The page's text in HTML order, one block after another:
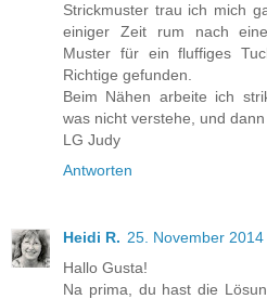
Strickmuster trau ich mich
einiger Zeit rum nach
Muster für ein fluffiges
Richtige gefunden.
Beim Nähen arbeite ich
was nicht verstehe, und
LG Judy
Antworten
Heidi R. 25. November
Hallo Gusta!
Na prima, du hast die